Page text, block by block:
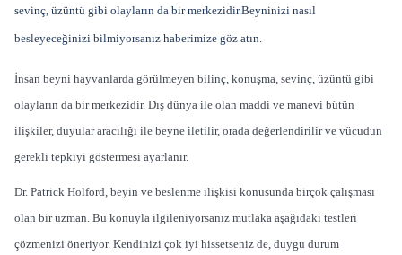
sevinç, üzüntü gibi olayların da bir merkezidir.Beyninizi nasıl
besleyeceğinizi bilmiyorsanız haberimize göz atın.
İnsan beyni hayvanlarda görülmeyen bilinç, konuşma, sevinç, üzüntü gibi
olayların da bir merkezidir. Dış dünya ile olan maddi ve manevi bütün
ilişkiler, duyular aracılığı ile beyne iletilir, orada değerlendirilir ve vücudun
gerekli tepkiyi göstermesi ayarlanır.
Dr. Patrick Holford, beyin ve beslenme ilişkisi konusunda birçok çalışması
olan bir uzman. Bu konuyla ilgileniyorsanız mutlaka aşağıdaki testleri
çözmenizi öneriyor. Kendinizi çok iyi hissetseniz de, duygu durum